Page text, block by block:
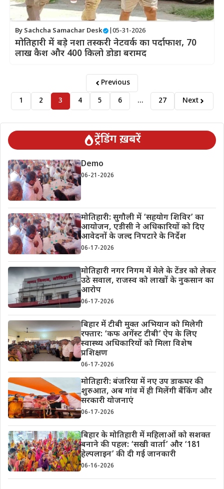
By Sachcha Samachar Desk 05-31-2026
मोतिहारी में बड़े नशा तस्करी नेटवर्क का पर्दाफाश, 70
लाख कैश और 400 किलो डोडा बरामद
Previous
1
2 3 4 5 6 … 27 Next
ट्रेंडिंग ख़बरें
Demo
06-21-2026
मोतिहारी: सुगौली में ‘सहयोग शिविर’ का
आयोजन, एडीसी ने अधिकारियों को दिए
आवेदनों के जल्द निपटारे के निर्देश
06-17-2026
मोतिहारी नगर निगम में मेले के टेंडर को लेकर
उठे सवाल, राजस्व को लाखों के नुकसान का
आरोप
06-17-2026
बिहार में टीबी मुक्त अभियान को मिलेगी
रफ्तार: ‘कफ अगेंस्ट टीबी’ ऐप के लिए
स्वास्थ्य अधिकारियों को मिला विशेष
प्रशिक्षण
06-17-2026
मोतिहारी: बंजरिया में नए उप डाकघर की
शुरुआत, अब गांव में ही मिलेंगी बैंकिंग और
सरकारी योजनाएं
06-17-2026
बिहार के मोतिहारी में महिलाओं को सशक्त
बनाने की पहल: ‘सखी वार्ता’ और ‘181
हेल्पलाइन’ की दी गई जानकारी
06-16-2026